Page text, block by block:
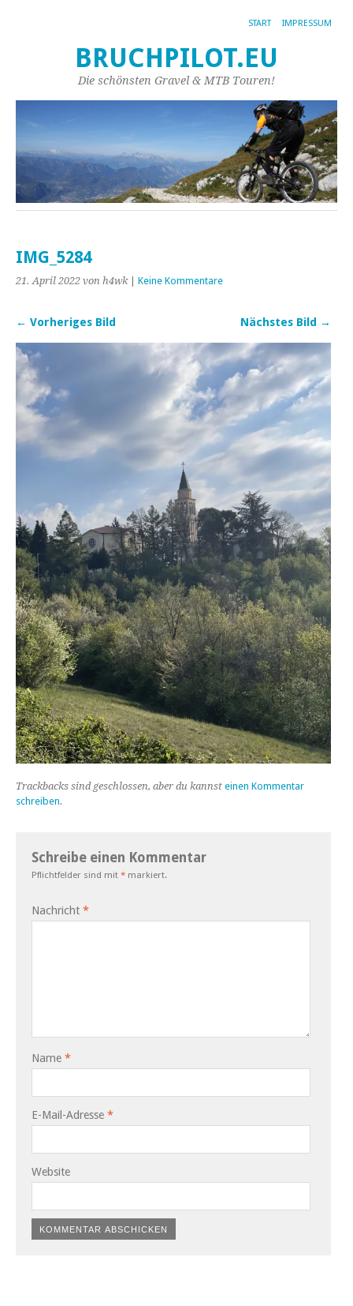
START IMPRESSUM
BRUCHPILOT.EU
Die schönsten Gravel & MTB Touren!
IMG_5284
21. April 2022 von h4wk| Keine Kommentare
← Vorheriges Bild Nächstes Bild →
Trackbacks sind geschlossen, aber du kannst einen Kommentar
schreiben.
Schreibe einen Kommentar
Pflichtfelder sind mit * markiert.
Nachricht *
Name *
E-Mail-Adresse *
Website